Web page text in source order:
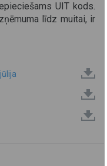
UIT kods.
līdz muitai, ir